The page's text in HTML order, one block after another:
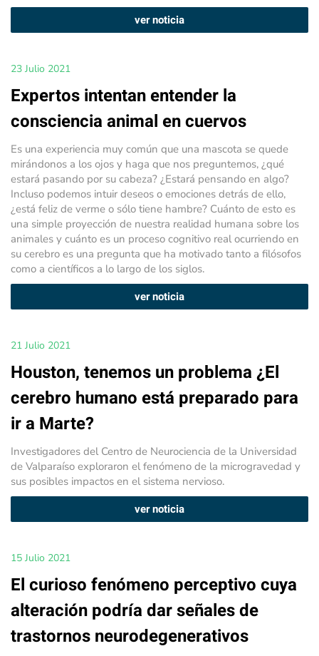
ver noticia
23 Julio 2021
Expertos intentan entender la
consciencia animal en cuervos
Es una experiencia muy común que una mascota se quede
mirándonos a los ojos y haga que nos preguntemos, ¿qué
estará pasando por su cabeza? ¿Estará pensando en algo?
Incluso podemos intuir deseos o emociones detrás de ello,
¿está feliz de verme o sólo tiene hambre? Cuánto de esto es
una simple proyección de nuestra realidad humana sobre los
animales y cuánto es un proceso cognitivo real ocurriendo en
su cerebro es una pregunta que ha motivado tanto a filósofos
como a científicos a lo largo de los siglos.
ver noticia
21 Julio 2021
Houston, tenemos un problema ¿El
cerebro humano está preparado para
ir a Marte?
Investigadores del Centro de Neurociencia de la Universidad
de Valparaíso exploraron el fenómeno de la microgravedad y
sus posibles impactos en el sistema nervioso.
ver noticia
15 Julio 2021
El curioso fenómeno perceptivo cuya
alteración podría dar señales de
trastornos neurodegenerativos